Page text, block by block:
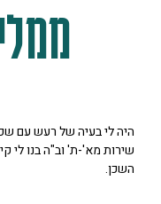
לייעוץ עם יניב נתן
ואני לא שומע בכלל את